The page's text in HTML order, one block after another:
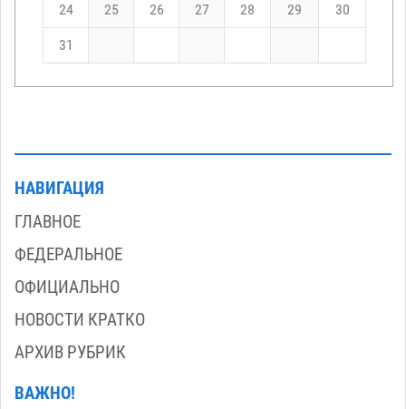
24 25 26 27 28 29 30
31
НАВИГАЦИЯ
ГЛАВНОЕ
ФЕДЕРАЛЬНОЕ
ОФИЦИАЛЬНО
НОВОСТИ КРАТКО
АРХИВ РУБРИК
ВАЖНО!